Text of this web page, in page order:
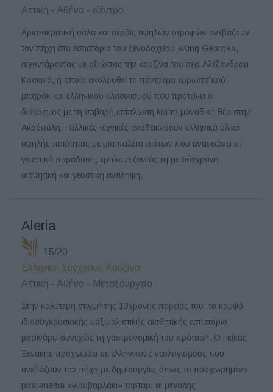
Αττική - Αθήνα - Κέντρο
Αριστοκρατική σάλα και σέρβις υψηλών στροφών ανεβάζουν
τον πήχη στο εστιατόριο του ξενοδοχείου «King George»,
σιγοντάροντας με αξιώσεις την κουζίνα του σεφ Αλέξανδρου
Κοσκινά, η οποία ακολουθεί το πάντρεμα ευρωπαϊκού
μπαρόκ και ελληνικού κλασικισμού που προτείνει ο
διάκοσμος με τη στιβαρή επίπλωση και τη μοναδική θέα στην
Ακρόπολη. Γαλλικές τεχνικές αναδεικνύουν ελληνικά υλικά
υψηλής ποιότητας με μια παλέτα πιάτων που ανανεώνει τη
γευστική παράδοση, εμπλουτίζοντάς τη με σύγχρονη
αισθητική και γευστική αντίληψη.
Aleria
15/20
Ελληνική Σύγχρονη Κουζίνα
Αττική - Αθήνα - Μεταξουργείο
Στην καλύτερη στιγμή της 13χρονης πορείας του, το κομψό
ιδιοσυγκρασιακής μαξιμαλιστικής αισθητικής εστιατόριο
ραφινάρει συνεχώς τη γαστρονομική του πρόταση. Ο Γκίκας
Ξενάκης προχωράει σε ελληνικούς νεολογισμούς που
ανεβάζουν τον πήχη με δημιουργίες όπως το προχωρημένο
post-mama «γιουβαρλάκι» ταρτάρ, οι μεγάλης